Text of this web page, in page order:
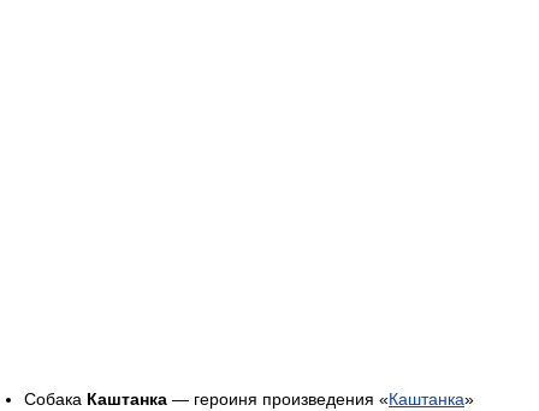
Собака Каштанка — героиня произведения «Каштанка»